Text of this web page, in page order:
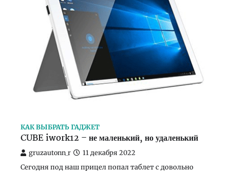
КАК ВЫБРАТЬ ГАДЖЕТ
CUBE iwork12 – не маленький, но удаленький
gruzautonn_r 11 декабря 2022
Сегодня под наш прицел попал таблет с довольно